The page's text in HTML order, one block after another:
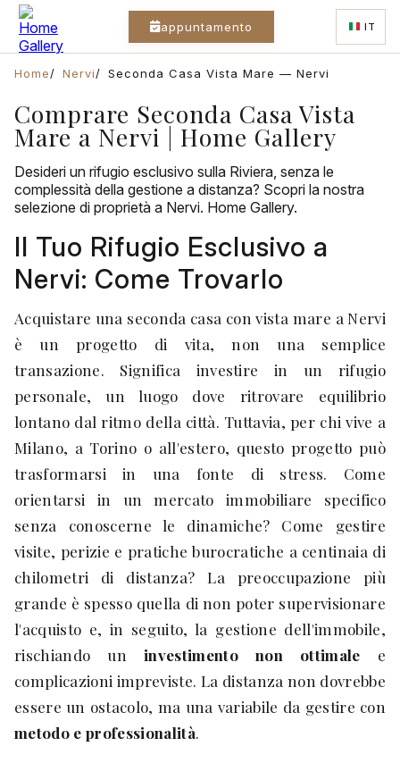
appuntamento IT
Home Nervi Seconda Casa Vista Mare — Nervi
Comprare Seconda Casa Vista
Mare a Nervi | Home Gallery
Desideri un rifugio esclusivo sulla Riviera, senza le
complessità della gestione a distanza? Scopri la nostra
selezione di proprietà a Nervi. Home Gallery.
Il Tuo Rifugio Esclusivo a
Nervi: Come Trovarlo
Acquistare una seconda casa con vista mare a Nervi
è un progetto di vita, non una semplice
transazione. Significa investire in un rifugio
personale, un luogo dove ritrovare equilibrio
lontano dal ritmo della città. Tuttavia, per chi vive a
Milano, a Torino o all'estero, questo progetto può
trasformarsi in una fonte di stress. Come
orientarsi in un mercato immobiliare specifico
senza conoscerne le dinamiche? Come gestire
visite, perizie e pratiche burocratiche a centinaia di
chilometri di distanza? La preoccupazione più
grande è spesso quella di non poter supervisionare
l'acquisto e, in seguito, la gestione dell'immobile,
rischiando uninvestimento non ottimale e
complicazioni impreviste. La distanza non dovrebbe
essere un ostacolo, ma una variabile da gestire con
metodo e professionalità.